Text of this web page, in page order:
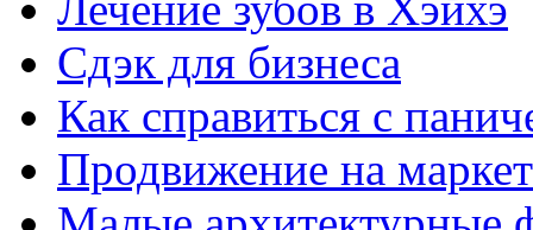
Сдэк для бизнеса
Как справиться с
Продвижение на